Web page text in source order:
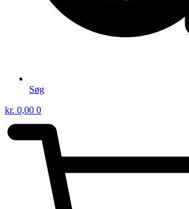
Søg
kr. 0,00 0